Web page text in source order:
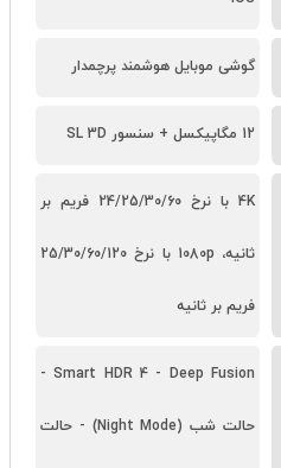
گوشی موبایل هوشمند پرچمدار
12 مگاپیکسل + سنسور SL 3D
4K با نرخ 24/25/30/60 فریم بر
ثانیه، 1080p با نرخ 25/30/60/120
فریم بر ثانیه
Smart HDR 4 - Deep Fusion -
حالت شب (Night Mode) - حالت